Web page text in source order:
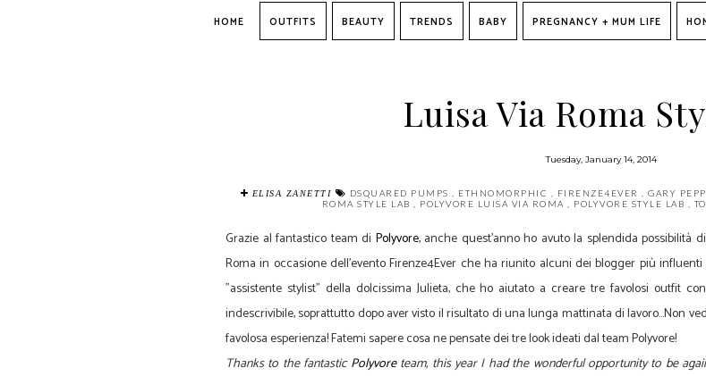
HOME OUTFITS BEAUTY TRENDS BABY PREGNANCY + MUM LIFE
Luisa Via Roma
Tuesday, January 14, 2014
ELISA ZANETTI DSQUARED PUMPS ETHNOMORPHIC FIRENZE4EVER GARY
ROMA STYLE LAB
POLYVORE LUISA VIA ROMA POLYVORE STYLE LAB ,
Grazie al fantastico team di Polyvore, anche quest'anno ho avuto la splendida possibilità
Roma in occasione dell'evento Firenze4Ever che ha riunito alcuni dei blogger più
"assistente stylist" della dolcissima Julieta, che ho aiutato a creare tre favolosi outfit
indescrivibile, soprattutto dopo aver visto il risultato di una lunga mattinata di lavoro...Non
favolosa esperienza! Fatemi sapere cosa ne pensate dei tre look ideati dal team Polyvore!
Thanks to the fantasticPolyvoreteam, this year I had the wonderful opportunity to be